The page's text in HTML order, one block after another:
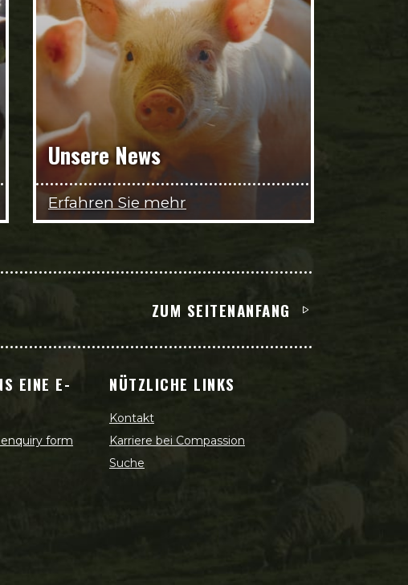
Unsere News
Erfahren Sie mehr
ZUM SEITENANFANG
EINE E-
form
NÜTZLICHE LINKS
Kontakt
Karriere bei Compassion
Suche